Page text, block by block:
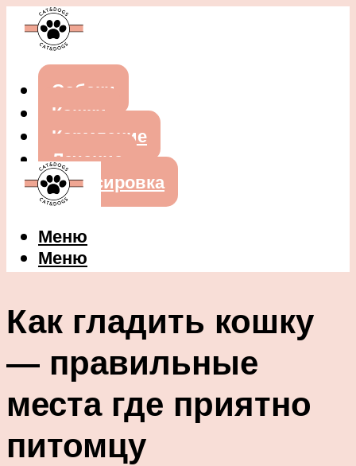
Собаки
Кошки
Кормление
Лечение
Дрессировка
Меню
Меню
Как гладить кошку
— правильные
места где приятно
питомцу